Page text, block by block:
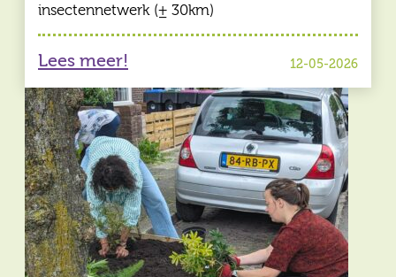
insectennetwerk (± 30km)
Lees meer! 12-05-2026